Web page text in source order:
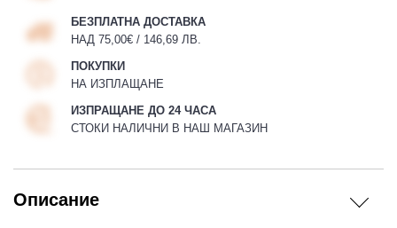
БЕЗПЛАТНА ДОСТАВКА
НАД 75,00€ / 146,69 ЛВ.
ПОКУПКИ
НА ИЗПЛАЩАНЕ
ИЗПРАЩАНЕ ДО 24 ЧАСА
СТОКИ НАЛИЧНИ В НАШ МАГАЗИН
Описание